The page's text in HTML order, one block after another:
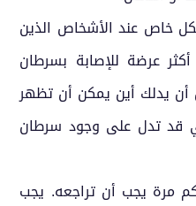
خاص عند الأشخاص الذين
عرضة للإصابة بسرطان
أن يدلك أين يمكن أن تظهر
قد تدل على وجود سرطان
مرة يجب أن تراجعه. يجب